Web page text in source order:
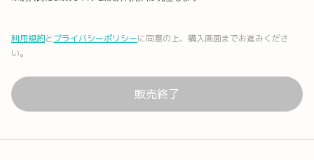
利用規約とプライバシーポリシーに同意の上、購入画面までお進みくださ
い。
販売終了